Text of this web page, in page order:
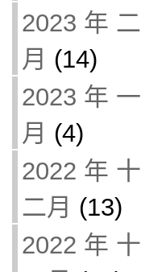
2023 年 二
月 (14)
2023 年 一
月 (4)
2022 年 十
二月 (13)
2022 年 十